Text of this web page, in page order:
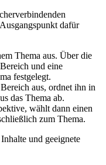
dafür
Thema aus. Über die
und eine
festgelegt.
aus, ordnet ihn in
das Thema ab.
wählt dann einen
zum Thema.
und geeignete